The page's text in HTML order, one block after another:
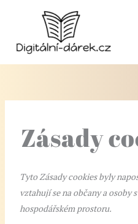
obsah
Zásady
Tyto Zásady cookies byly
vztahují se na občany a osoby
hospodářském prostoru.